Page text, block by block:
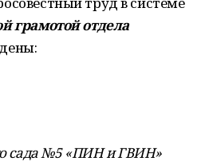
грамотой отдела
сада №5 «ПИН и ГВИН»